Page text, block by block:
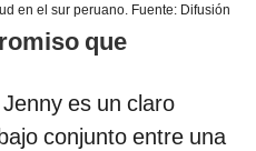
en el sur peruano. Fuente: Difusión
que
es un claro
conjunto entre una